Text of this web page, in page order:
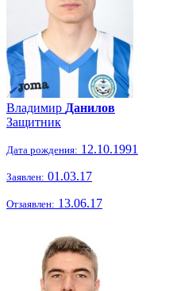
Владимир Данилов
Защитник
Дата рождения: 12.10.1991
Заявлен: 01.03.17
Отзаявлен: 13.06.17